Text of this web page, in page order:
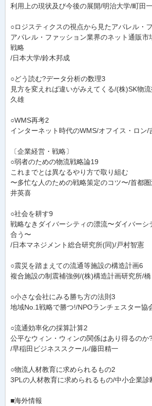
利用上の現状及び今後の展開/明治大学/町田
○ロジスティクスの視点から見たアパレル・
アパレル・ファッション業界のネット通販市
戦略
/日本大学/鈴木邦成
○どう読む?データ分析の数理3
見方を変えれば違いがみえてくる/(株)SK物
久雄
○WMS再考2
インターネット時代のWMS/オフイス・ロン/
〔企業経営・戦略〕
○弱者のための物流戦略論19
これまでとは異なるやり方で取り組む
〜多忙な人のための戦略策定のコツ〜/首都
井英喜
○社会を耕す9
戦略なきダイバーシティの漂流〜ダイバーシ
合う〜
/日本マネジメント総合研究所(同)/戸村智憲
○震災を踏まえての流通等施設の構造計画6
複合施設の制震補強例/(株)構造計画研究所/
○小さな会社にみる勝ち方の法則3
地域No.1戦略で勝つ!/NPOランチェスター協
○流通効率化の採算計算2
公平なウィン・ウィンの関係はあり得るのか
/早稲田ビジネススクール/藤田精一
○物流人材教育に求められるもの2
3PLの人材教育に求められるもの/中小企業
■海外情報